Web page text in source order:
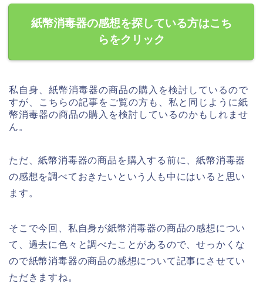
紙幣消毒器の感想を探している方はこち
らをクリック
私自身、紙幣消毒器の商品の購入を検討しているので
すが、こちらの記事をご覧の方も、私と同じように紙
幣消毒器の商品の購入を検討しているのかもしれませ
ん。
ただ、紙幣消毒器の商品を購入する前に、紙幣消毒器
の感想を調べておきたいという人も中にはいると思い
ます。
そこで今回、私自身が紙幣消毒器の商品の感想につい
て、過去に色々と調べたことがあるので、せっかくな
ので紙幣消毒器の商品の感想について記事にさせてい
ただきますね。